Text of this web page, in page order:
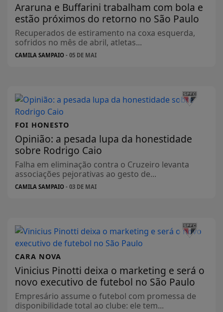
Araruna e Buffarini trabalham com bola e
estão próximos do retorno no São Paulo
Recuperados de estiramento na coxa esquerda,
sofridos no mês de abril, atletas...
CAMILA SAMPAIO - 05 DE MAI
FOI HONESTO
Opinião: a pesada lupa da honestidade
sobre Rodrigo Caio
Falha em eliminação contra o Cruzeiro levanta
associações pejorativas ao gesto de...
CAMILA SAMPAIO - 03 DE MAI
CARA NOVA
Vinicius Pinotti deixa o marketing e será o
novo executivo de futebol no São Paulo
Empresário assume o futebol com promessa de
disponibilidade total ao clube: ele tem...